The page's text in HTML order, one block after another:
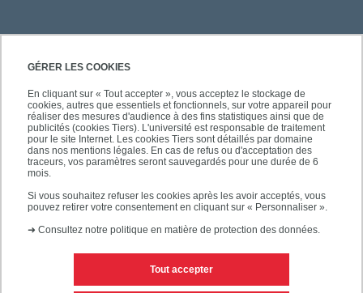
GÉRER LES COOKIES
En cliquant sur « Tout accepter », vous acceptez le stockage de
cookies, autres que essentiels et fonctionnels, sur votre appareil pour
réaliser des mesures d'audience à des fins statistiques ainsi que de
publicités (cookies Tiers). L'université est responsable de traitement
pour le site Internet. Les cookies Tiers sont détaillés par domaine
dans nos mentions légales. En cas de refus ou d'acceptation des
traceurs, vos paramètres seront sauvegardés pour une durée de 6
mois.
Si vous souhaitez refuser les cookies après les avoir acceptés, vous
pouvez retirer votre consentement en cliquant sur « Personnaliser ».
➜ Consultez notre politique en matière de protection des données.
Tout accepter
SÉCURITÉ
SUIVEZ-NOUS